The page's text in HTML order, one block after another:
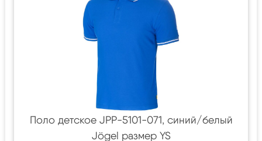
Поло детское JPP-5101-071, синий/белый
Jögel размер YS